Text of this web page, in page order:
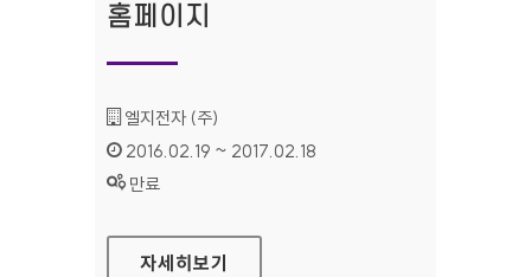
홈페이지
기관명 :
엘지전자 (주)
인증기간 :
2016.02.19 ~ 2017.02.18
상태 :
만료
LG SMARTWORLD(TV) 홈페이지
자세히보기